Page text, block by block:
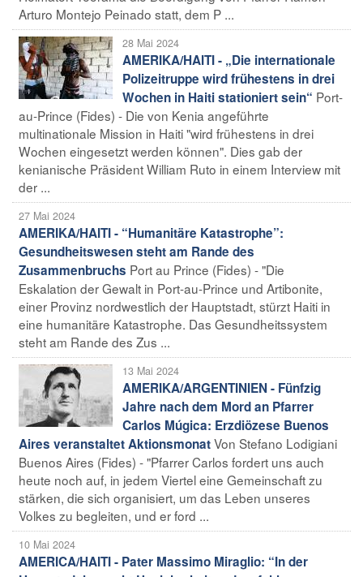
Arturo Montejo Peinado statt, dem P ...
28 Mai 2024
AMERIKA/HAITI - „Die internationale
Polizeitruppe wird frühestens in drei
Wochen in Haiti stationiert sein“ Port-
au-Prince (Fides) - Die von Kenia angeführte
multinationale Mission in Haiti "wird frühestens in drei
Wochen eingesetzt werden können". Dies gab der
kenianische Präsident William Ruto in einem Interview mit
der ...
27 Mai 2024
AMERIKA/HAITI - “Humanitäre Katastrophe”:
Gesundheitswesen steht am Rande des
Zusammenbruchs Port au Prince (Fides) - "Die
Eskalation der Gewalt in Port-au-Prince und Artibonite,
einer Provinz nordwestlich der Hauptstadt, stürzt Haiti in
eine humanitäre Katastrophe. Das Gesundheitssystem
steht am Rande des Zus ...
13 Mai 2024
AMERIKA/ARGENTINIEN - Fünfzig
Jahre nach dem Mord an Pfarrer
Carlos Múgica: Erzdiözese Buenos
Aires veranstaltet AktionsmonatVon Stefano Lodigiani
Buenos Aires (Fides) - "Pfarrer Carlos fordert uns auch
heute noch auf, in jedem Viertel eine Gemeinschaft zu
stärken, die sich organisiert, um das Leben unseres
Volkes zu begleiten, und er ford ...
10 Mai 2024
AMERICA/HAITI - Pater Massimo Miraglio: “In der